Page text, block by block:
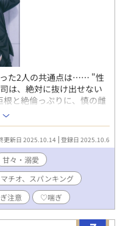
った2人の共通点は…… "性
は、絶対に抜け出せない
根と絶倫っぷりに、慎の雌
漬けの日々♡♡まるで永
うのは別問題！ それでも
構わずハメまくり♡嫉妬と
溺れる2人に、ハッピーエ
攻め、潮吹き、フェラ、
ます) (エロ重視、基本性
回収などもほぼなし、話
) ⚠️表紙はAI生成によるも
ていただきたくあえて顔
更新日 2025.10.14 登録日 2025.10.6
甘々・溺愛
チオ、スパンキング
注意 ♡喘ぎ